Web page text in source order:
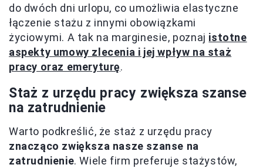
do dwóch dni urlopu, co umożliwia elastyczne
łączenie stażu z innymi obowiązkami
życiowymi. A tak na marginesie, poznaj istotne
aspekty umowy zlecenia i jej wpływ na staż
pracy oraz emeryturę.
Staż z urzędu pracy zwiększa szanse
na zatrudnienie
Warto podkreślić, że staż z urzędu pracy
znacząco zwiększa nasze szanse na
zatrudnienie. Wiele firm preferuje stażystów,